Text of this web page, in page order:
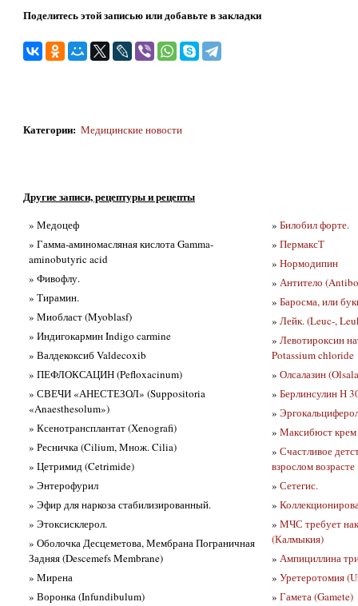
Поделитесь этой записью или добавьте в закладки
Категории: Медицинские новости
Другие записи, рецептуры и рецепты
» Медоцеф
» Гамма-аминомасляная кислота Gamma-
aminobutyric acid
» Фивофлу.
» Тирамин.
» Миобласт (Myoblasf)
» Индигокармин Indigo carmine
» Валдекоксиб Valdecoxib
» ПЕФЛОКСАЦИН (Pefloxacinum)
» СВЕЧИ «АНЕСТЕЗОЛ» (Suppositoria
«Anaesthesolum»)
» Ксенотрансплантат (Хеnografi)
» Ресничка (Cilium, Множ. Cilia)
» Цетримид (Cetrimide)
» Энтерофурил
» Эфир для наркоза стабилизированный.
» Этоксисклерол.
» Оболочка Десцеметова, Мембрана Пограничная
Задняя (Descemefs Membrane)
» Мирена
» Воронка (Infundibulum)
» Билобил форте.
» ПермаксТ
» Нормодипин
» Антитело
» Баросма, или
» Лейк. (Leuc-,
» Левотироксин
Potassium chloride
» Олсалазин
» Берлинсулин Н
»
» Максибюст крем
» Счастливое
взрослом возрасте
» Сетегис.
»
» МЧС требует
(Калмыкия)
» Ампициллина
» Уретеротомия
» Гамета (Gamete)